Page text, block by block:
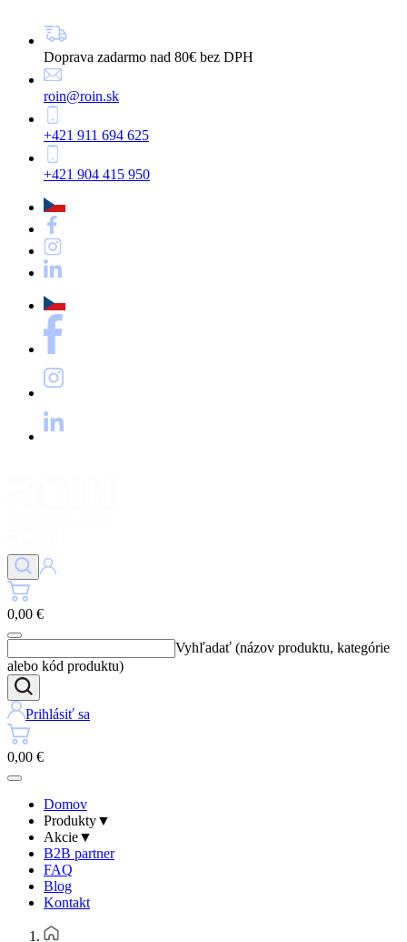
Doprava zadarmo nad 80€ bez DPH
roin@roin.sk
+421 911 694 625
+421 904 415 950
0,00 €
Vyhľadať (názov produktu, kategórie
alebo kód produktu)
Prihlásiť sa
0,00 €
Domov
Produkty▼
Akcie▼
B2B partner
FAQ
Blog
Kontakt